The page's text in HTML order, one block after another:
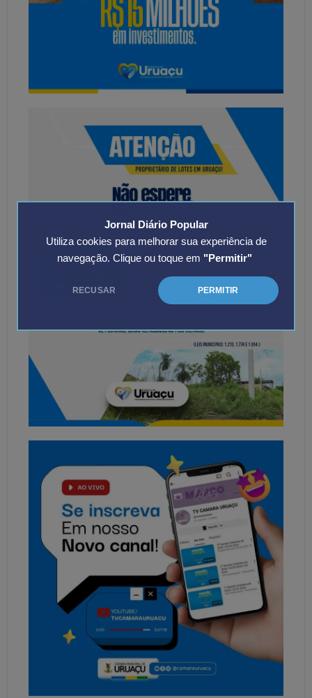
Jornal Diário Popular
Utiliza cookies para melhorar sua experiência de
navegação. Clique ou toque em "Permitir"
RECUSAR PERMITIR